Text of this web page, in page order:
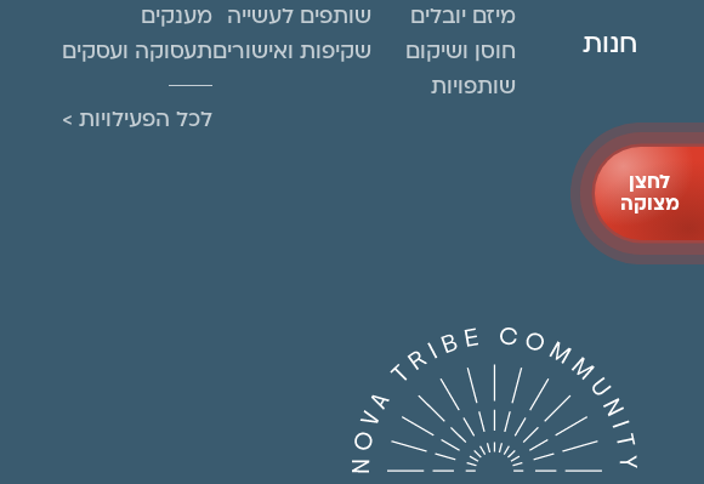
חנות
מיזם יובלים
חוסן ושיקום
שותפויות
שותפים לעשייה
שקיפות ואישורים
מענקים
תעסוקה ועסקים
לכל הפעילויות >
לחצן
מצוקה